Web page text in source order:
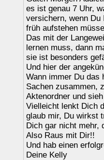
es ist genau 7 Uhr,
versichern, wenn Du
früh aufstehen
Das mit der
lernen muss, dann
sie ist besonders
Und hier der
Wann immer Du das
Sachen zusammen,
Aktenordner und
Vielleicht lenkt Dich
glaub mir, Du wirkst
Dich gar nicht mehr,
Also Raus mit Dir!!
Und hab einen
Deine Kelly